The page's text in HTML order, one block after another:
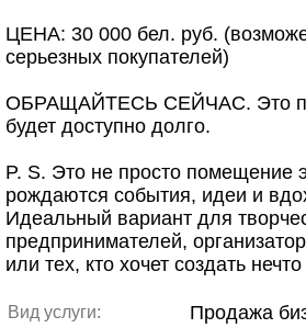
ЦЕНА: 30 000 бел. руб.
серьезных покупателей)
ОБРАЩАЙТЕСЬ СЕЙЧАС. Это
будет доступно долго.
P. S. Это не просто помещение
рождаются события, идеи и
Идеальный вариант для
предпринимателей,
или тех, кто хочет создать
Вид услуги: Продажа